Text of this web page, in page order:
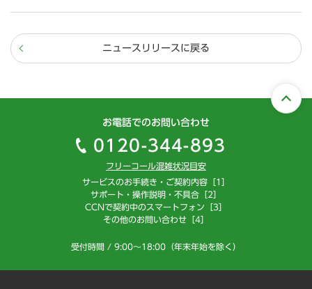
ニュースリリースに戻る
お電話でのお問い合わせ
0120-344-893
フリーコール混雑状況目安
サービスのお手続き・ご契約内容［1］
サポート・操作説明・不具合［2］
CCNで契約中のスマートフォン［3］
その他のお問い合わせ［4］
受付時間 / 9:00～18:00（年末年始を除く）